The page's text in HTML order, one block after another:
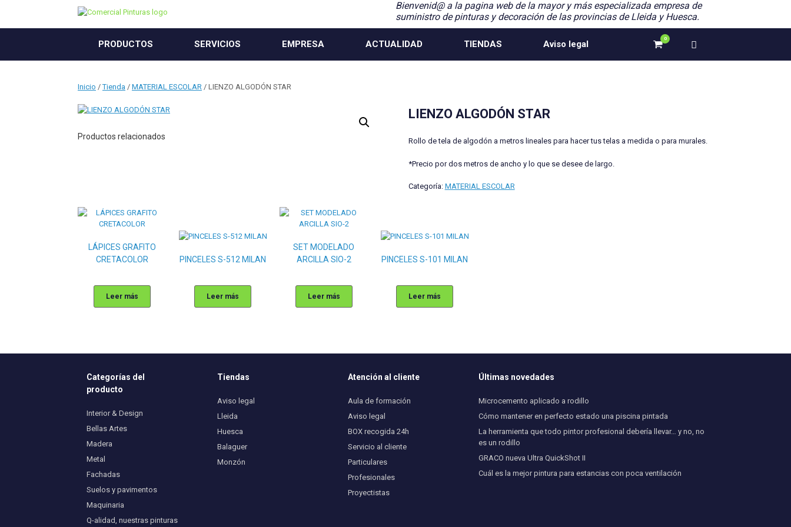
contenido
Bienvenid@ a la pagina web de la mayor y más especializada empresa de
suministro de pinturas y decoración de las provincias de Lleida y Huesca.
PRODUCTOS SERVICIOS EMPRESA ACTUALIDAD TIENDAS Aviso legal
Ver
carrito
0
Inicio /Tienda / MATERIAL ESCOLAR / LIENZO ALGODÓN STAR
LIENZO ALGODÓN STAR
Rollo de tela de algodón a metros lineales para hacer tus telas a medida o para murales.
*Precio por dos metros de ancho y lo que se desee de largo.
Categoría: MATERIAL ESCOLAR
Productos relacionados
LÁPICES GRAFITO
CRETACOLOR
Leer más
PINCELES S-512 MILAN
Leer más
SET MODELADO
ARCILLA SIO-2
Leer más
PINCELES S-101 MILAN
Leer más
Categorías del
producto
Interior & Design
Bellas Artes
Madera
Metal
Fachadas
Suelos y pavimentos
Maquinaria
Q-alidad, nuestras pinturas
Tiendas
Aviso legal
Lleida
Huesca
Balaguer
Monzón
Atención al cliente
Aula de formación
Aviso legal
BOX recogida 24h
Servicio al cliente
Particulares
Profesionales
Proyectistas
Últimas novedades
Microcemento aplicado a rodillo
Cómo mantener en perfecto estado una piscina pintada
La herramienta que todo pintor profesional debería llevar… y no, no
es un rodillo
GRACO nueva Ultra QuickShot II
Cuál es la mejor pintura para estancias con poca ventilación